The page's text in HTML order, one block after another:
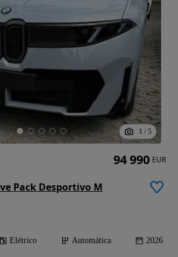
1 / 5
Pack Desportivo M
Elétrico Automática 2026
94 990 EUR